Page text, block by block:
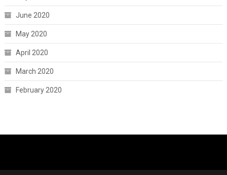
June 2020
May 2020
April 2020
March 2020
February 2020